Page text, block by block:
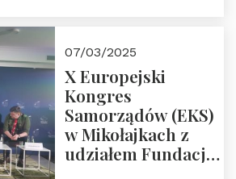
07/03/2025
X Europejski
Kongres
Samorządów (EKS)
w Mikołajkach z
udziałem Fundacji